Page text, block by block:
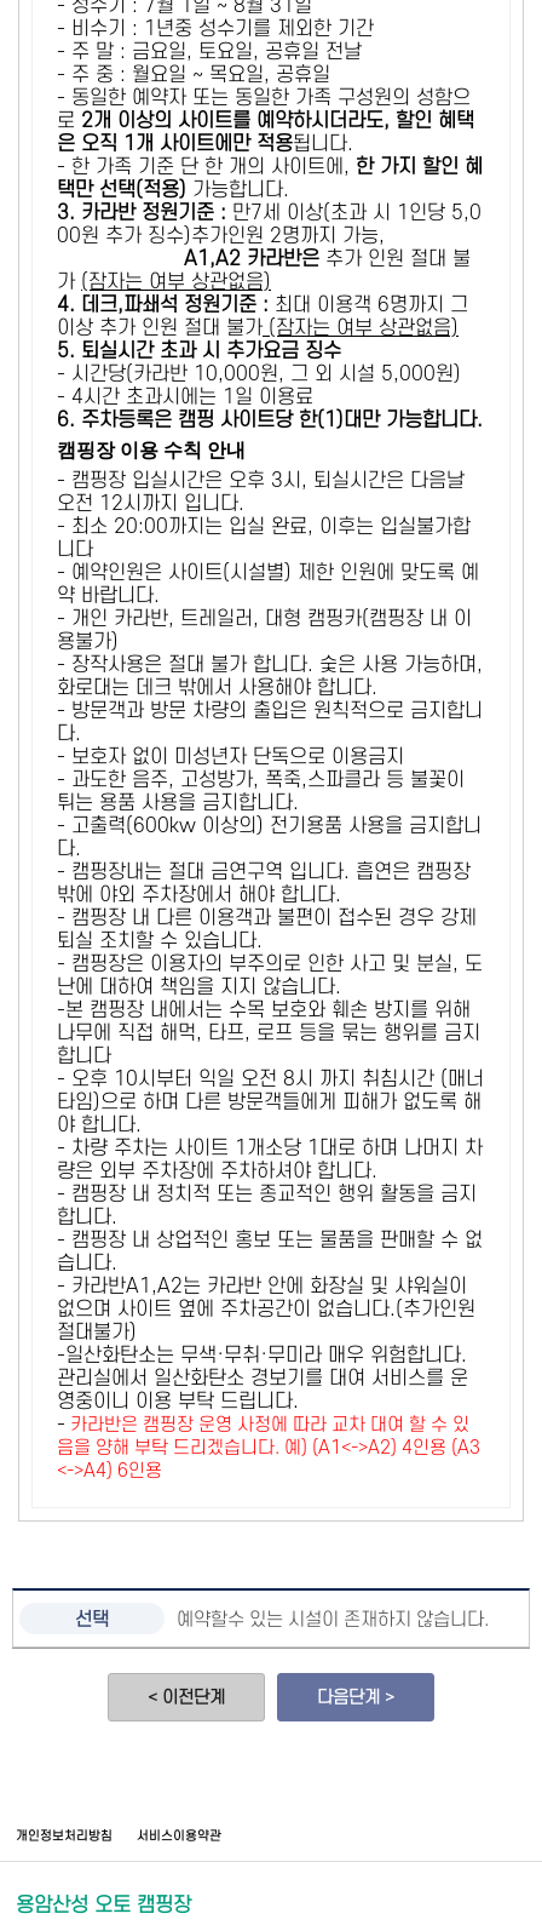
- 성수기 : 7월 1일 ~ 8월 31일
- 비수기 : 1년중 성수기를 제외한 기간
- 주 말 : 금요일, 토요일, 공휴일 전날
- 주 중 : 월요일 ~ 목요일, 공휴일
- 동일한 예약자 또는 동일한 가족 구성원의 성함으
로 2개 이상의 사이트를 예약하시더라도, 할인 혜택
은 오직 1개 사이트에만 적용됩니다.
- 한 가족 기준 단 한 개의 사이트에, 한 가지 할인 혜
택만 선택(적용) 가능합니다.
3. 카라반 정원기준 : 만7세 이상(초과 시 1인당 5,0
00원 추가 징수)추가인원 2명까지 가능,
A1,A2 카라반은 추가 인원 절대 불
가 (잠자는 여부 상관없음)
4. 데크,파쇄석 정원기준 : ​최대 이용객 6명까지 그
이상 추가 인원 절대 불가 (잠자는 여부 상관없음)
5. 퇴실시간 초과 시 추가요금 징수
- 시간당(카라반 10,000원, 그 외 시설 5,000원)
- 4시간 초과시에는 1일 이용료
6. 주차등록은 캠핑 사이트당 한(1)대만 가능합니다.
캠핑장 이용 수칙 안내
- 캠핑장 입실시간은 오후 3시, 퇴실시간은 다음날
오전 12시까지 입니다.
- 최소 20:00까지는 입실 완료, 이후는 입실불가합
니다
- 예약인원은 사이트(시설별) 제한 인원에 맞도록 예
약 바랍니다.
- 개인 카라반, 트레일러, 대형 캠핑카(캠핑장 내 이
용불가)
- 장작사용은 절대 불가 합니다. 숯은 사용 가능하며,
화로대는 데크 밖에서 사용해야 합니다.
- 방문객과 방문 차량의 출입은 원칙적으로 금지합니
다.
- 보호자 없이 미성년자 단독으로 이용금지
- 과도한 음주, 고성방가, 폭죽,스파클라 등 불꽃이
튀는 용품 사용을 금지합니다.
- 고출력(600kw 이상의) 전기용품 사용을 금지합니
다.
- 캠핑장내는 절대 금연구역 입니다. 흡연은 캠핑장
밖에 야외 주차장에서 해야 합니다.
- 캠핑장 내 다른 이용객과 불편이 접수된 경우 강제
퇴실 조치할 수 있습니다.
- 캠핑장은 이용자의 부주의로 인한 사고 및 분실, 도
난에 대하여 책임을 지지 않습니다.
-본 캠핑장 내에서는 수목 보호와 훼손 방지를 위해
나무에 직접 해먹, 타프, 로프 등을 묶는 행위를 금지
합니다
- 오후 10시부터 익일 오전 8시 까지 취침시간 (매너
타임)으로 하며 다른 방문객들에게 피해가 없도록 해
야 합니다.
- 차량 주차는 사이트 1개소당 1대로 하며 나머지 차
량은 외부 주차장에 주차하셔야 합니다.
- 캠핑장 내 정치적 또는 종교적인 행위 활동을 금지
합니다.
- 캠핑장 내 상업적인 홍보 또는 물품을 판매할 수 없
습니다.
- 카라반A1,A2는 카라반 안에 화장실 및 샤워실이
없으며 사이트 옆에 주차공간이 없습니다.(추가인원
절대불가)
-일산화탄소는 무색·무취·무미라 매우 위험합니다.
관리실에서 일산화탄소 경보기를 대여 서비스를 운
영중이니 이용 부탁 드립니다.
- 카라반은 캠핑장 운영 사정에 따라 교차 대여 할 수 있
음을 양해 부탁 드리겠습니다. 예) (A1<->A2) 4인용 (A3
<->A4) 6인용
예약할수 있는 시설이 존재하지 않습니다.
< 이전단계 다음단계 >
개인정보처리방침 서비스이용약관
용암산성 오토 캠핑장